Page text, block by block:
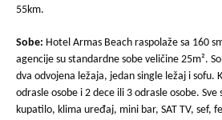
55km.
Sobe: Hotel Armas Beach raspolaže sa 160
agencije su standardne sobe veličine 25m².
dva odvojena ležaja, jedan single ležaj i sofu.
odrasle osobe i 2 dece ili 3 odrasle osobe.
kupatilo, klima uređaj, mini bar, SAT TV, sef,